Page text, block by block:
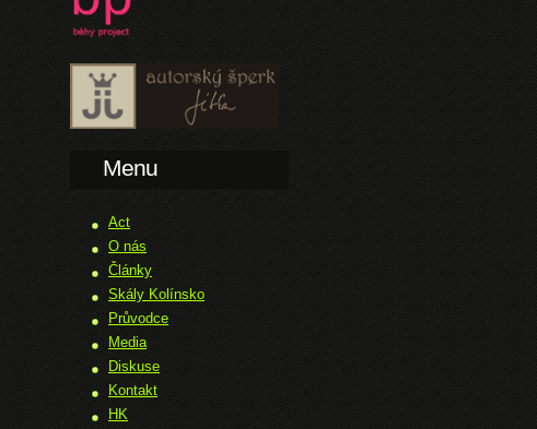
Menu
Act
O nás
Články
Skály Kolínsko
Průvodce
Media
Diskuse
Kontakt
HK